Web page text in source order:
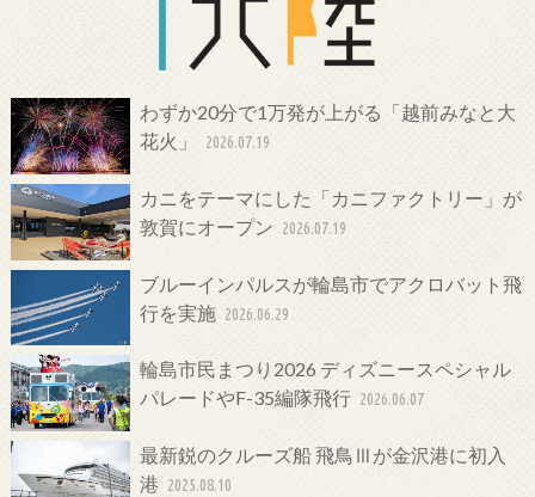
わずか20分で1万発が上がる「越前みなと大
花火」
2026.07.19
カニをテーマにした「カニファクトリー」が
敦賀にオープン 2026.07.19
ブルーインパルスが輪島市でアクロバット飛
行を実施 2026.06.29
輪島市民まつり2026 ディズニースペシャル
パレードやF-35編隊飛行 2026.06.07
最新鋭のクルーズ船 飛鳥Ⅲが金沢港に初入
港 2025.08.10